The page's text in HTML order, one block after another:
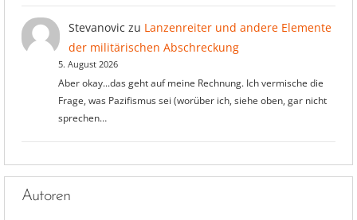
Stevanovic zu Lanzenreiter und andere Elemente
der militärischen Abschreckung
5. August 2026
Aber okay...das geht auf meine Rechnung. Ich vermische die
Frage, was Pazifismus sei (worüber ich, siehe oben, gar nicht
sprechen…
Autoren